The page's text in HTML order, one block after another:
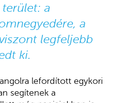
a
a
legfeljebb
ki.
lefordított egykori
segítenek a